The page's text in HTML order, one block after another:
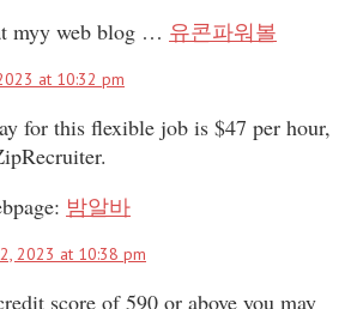
myy web blog … 유콘파워볼
at 10:32 pm
for this flexible job is $47 per hour,
밤알바
2023 at 10:38 pm
score of 590 or above you may